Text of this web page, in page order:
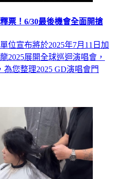
票！6/30最後機會全面開搶
位宣布將於2025年7月11日加
2025展開全球巡迴演唱會，
您整理2025 GD演唱會門